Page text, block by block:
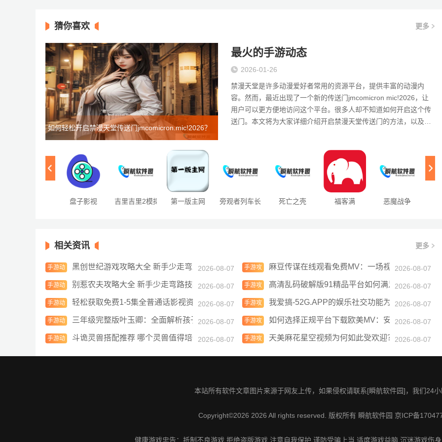
猜你喜欢 更多
如何轻松开启禁漫天堂传送门jmcomicron.mic!2026？
步骤详解与注意事项
最火的手游动态
2026-01-26
禁漫天堂是许多动漫爱好者常用的资源平台，提供丰富的动漫内
容。然而，最近出现了一个新的传送门jmcomicron mic!2026，让
用户可以更方便地访问这个平台。很多人却不知道如何开启这个传
送门。本文将为大家详细介绍开启禁漫天堂传送门的方法，以及相
统的访问方式，这个传送门通常会
盘子影视 吉里吉里2模拟器 第一版主网 旁观者列车长 死亡之壳 福客满 恶魔战争
相关资讯 更多
手游动
黑创世纪游戏攻略大全 新手少走弯路技巧总汇
2026-08-07
手游攻
麻豆传谋在线观看免费MV：一场视觉与音乐的完
2026-08-07
手游动
别惹农夫攻略大全 新手少走弯路技巧总汇2026-08-07
手游攻
高清乱码破解版91精品平台如何满足用户需求？
2026-08-07
手游动
轻松获取免费1-5集全普通话影视资源：畅享精彩观影体验
2026-08-07
手游攻
我爱搞-52G.APP的娱乐社交功能为何如此受欢迎
2026-08-07
手游动
三年级完整版叶玉卿：全面解析孩子成长与学习的关键因素
2026-08-07
手游攻
如何选择正规平台下载欧美MV：安全、合法、高
2026-08-07
手游动
斗诡灵兽搭配推荐 哪个灵兽值得培养2026-08-07
手游攻
天美麻花星空视频为何如此受欢迎？有哪些独特
2026-08-07
本站所有软件文章图片来源于网友上传，如果侵权请联系[瞬航软件园]，我们24
Copyright©2026 2026 All rights reserved. 版权所有 瞬航软件园 京ICP备
健康游戏忠告：抵制不良游戏 拒绝盗版游戏 注意自我保护 谨防受骗上当 适度游戏益脑 沉迷游戏伤